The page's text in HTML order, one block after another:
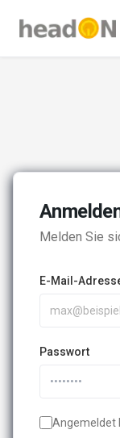
Melden Sie
E-Mail-
Passwort
Angemeldet